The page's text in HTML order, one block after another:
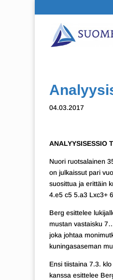
04.03.2017
ANALYYSISESSIO
Nuori ruotsalainen
on julkaissut pari
suosittua ja erittäin
4.e5 c5 5.a3 Lxc3+
Berg esittelee
mustan vastaisku
joka johtaa
kuningasaseman
Ensi tiistaina 7.3.
kanssa esittelee